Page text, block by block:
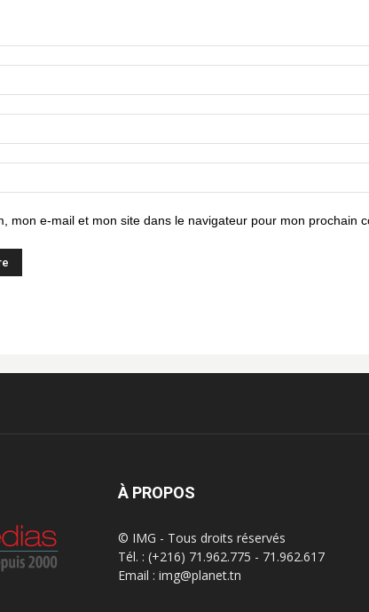
mon e-mail et mon site dans le navigateur pour mon prochain
À PROPOS
© IMG - Tous droits réservés
Tél. : (+216) 71.962.775 - 71.962.617
Email : img@planet.tn